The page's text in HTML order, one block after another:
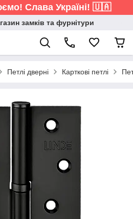
Слава Україні! 🇺🇦
замків та фурнітури
Петлі дверні Карткові петлі